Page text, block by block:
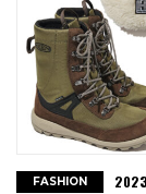
FASHION